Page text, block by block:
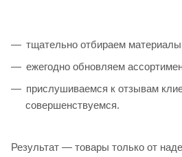
тщательно отбираем
ежегодно обновляем
прислушиваемся к отзывам
совершенствуемся.
Результат — товары только от